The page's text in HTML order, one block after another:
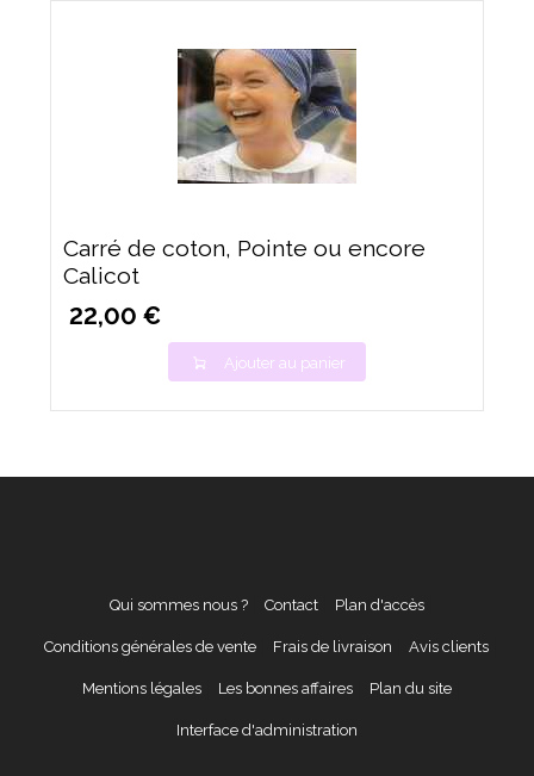
Carré de coton, Pointe ou encore
Calicot
22,00 €
Ajouter au panier
Qui sommes nous ? Contact Plan d'accès
Conditions générales de vente Frais de livraison Avis clients
Mentions légales Les bonnes affaires Plan du site
Interface d'administration